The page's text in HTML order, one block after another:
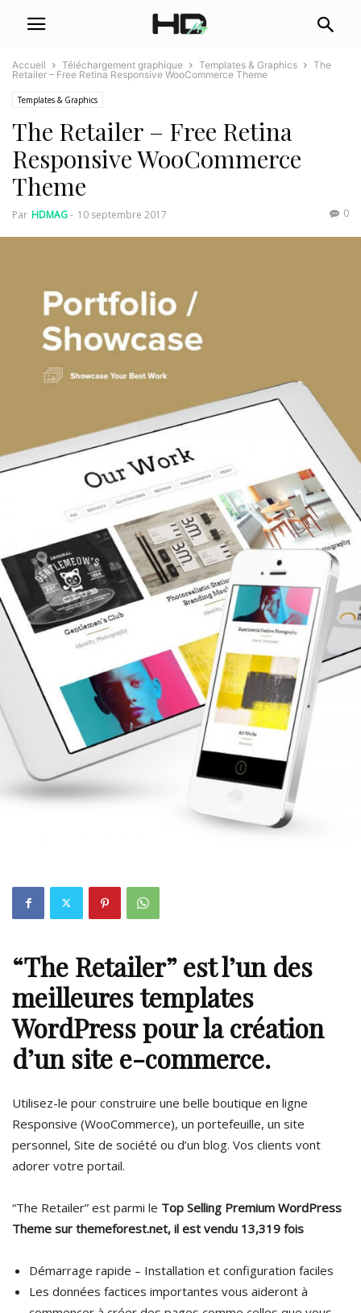
Accueil Téléchargement graphique Templates & Graphics
The
Retailer – Free Retina Responsive WooCommerce Theme
Templates & Graphics
The Retailer – Free Retina
Responsive WooCommerce
Theme
Par HDMAG- 10 septembre 2017 0
“The Retailer” est l’un des
meilleures templates
WordPress pour la création
d’un site e-commerce.
Utilisez-le pour construire une belle boutique en ligne
Responsive (WooCommerce), un portefeuille, un site
personnel, Site de société ou d’un blog. Vos clients vont
adorer votre portail.
“The Retailer” est parmi le Top Selling Premium WordPress
Theme sur themeforest.net, il est vendu 13,319 fois
Démarrage rapide – Installation et configuration faciles
Les données factices importantes vous aideront à